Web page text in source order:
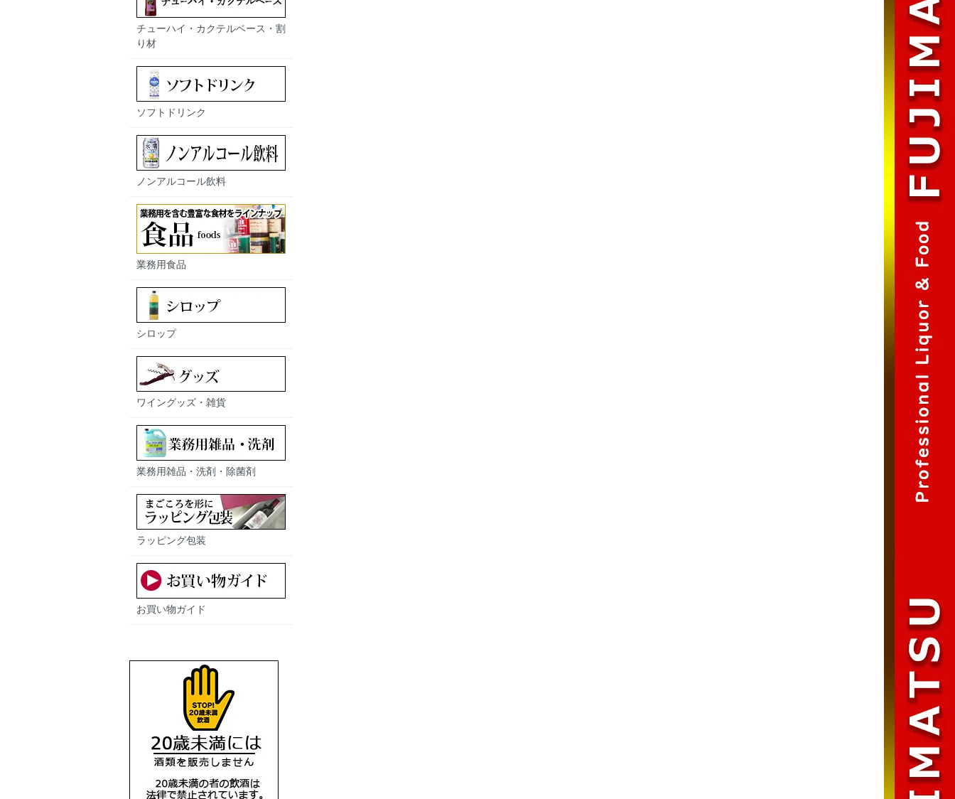
チューハイ・カクテルベース・割
り材
ソフトドリンク
ノンアルコール飲料
業務用食品
シロップ
ワイングッズ・雑貨
業務用雑品・洗剤・除菌剤
ラッピング包装
お買い物ガイド